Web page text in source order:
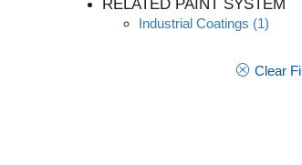
RELATED PAINT SYSTEM
Industrial Coatings (1)
Clear